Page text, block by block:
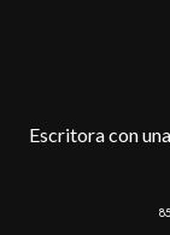
Escritora con